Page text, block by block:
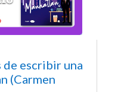
de escribir una
(Carmen